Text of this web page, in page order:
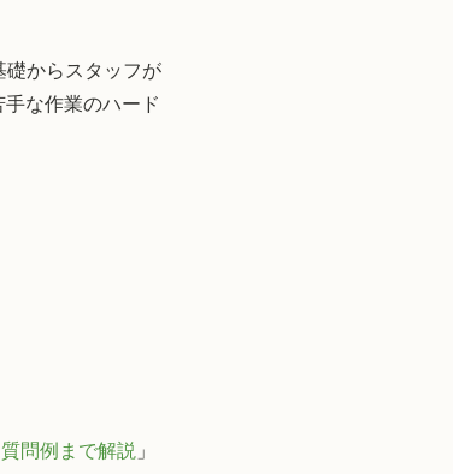
礎からスタッフが
な作業のハード
問例まで解説 」